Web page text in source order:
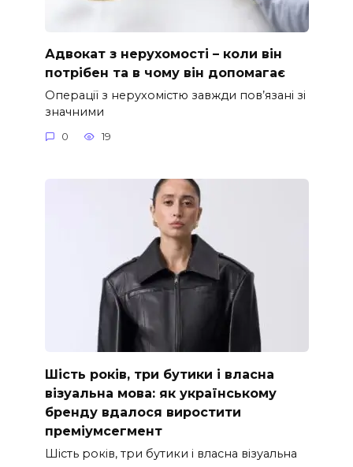
Адвокат з нерухомості – коли він
потрібен та в чому він допомагає
Операції з нерухомістю завжди пов’язані зі
значними
0 19
Шість років, три бутики і власна
візуальна мова: як українському
бренду вдалося виростити
преміумсегмент
Шість років, три бутики і власна візуальна